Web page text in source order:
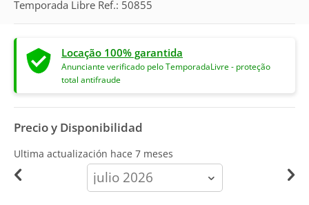
Temporada Libre Ref.: 50855
Locação 100% garantida
Anunciante verificado pelo TemporadaLivre - proteção
total antifraude
Precio y Disponibilidad
Ultima actualización hace 7 meses
calendar-
month